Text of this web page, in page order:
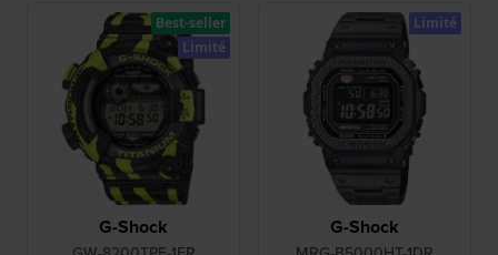
G-Shock
Best-seller
Limité
G-Shock
Limité